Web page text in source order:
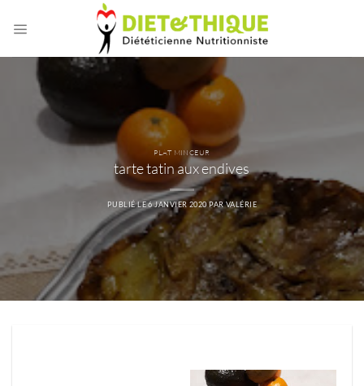
PLAT MINCEUR
tarte tatin aux endives
PUBLIÉ LE6 JANVIER 2020 PARVALÉRIE